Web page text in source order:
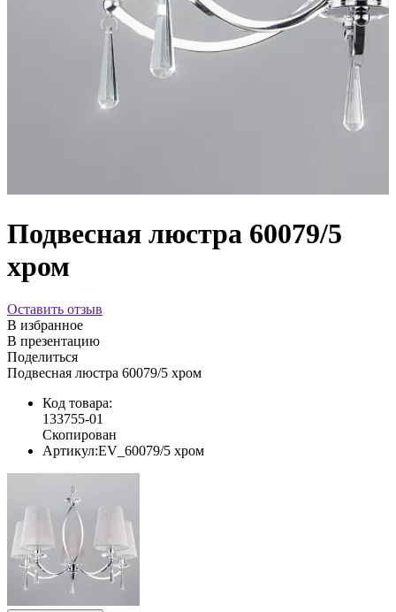
Подвесная люстра 60079/5
хром
Оставить отзыв
В избранное
В презентацию
Поделиться
Подвесная люстра 60079/5 хром
Код товара:
133755-01
Скопирован
Артикул:EV_60079/5 хром